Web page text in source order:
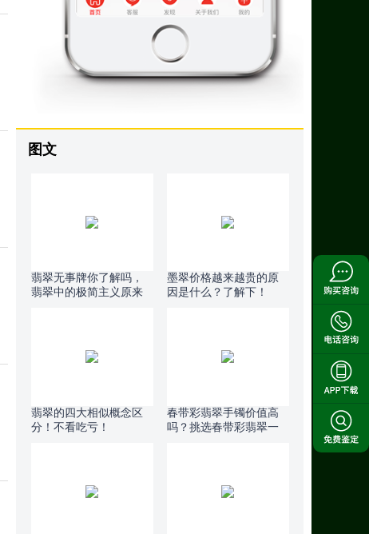
图文
翡翠无事牌你了解吗，
翡翠中的极简主义原来
墨翠价格越来越贵的原
因是什么？了解下！
翡翠的四大相似概念区
分！不看吃亏！
春带彩翡翠手镯价值高
吗？挑选春带彩翡翠一